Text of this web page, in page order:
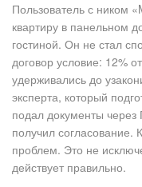
Пользователь с ником
квартиру в панельном
гостиной. Он не стал
договор условие: 12%
удерживались до
эксперта, который
подал документы через
получил согласование.
проблем. Это не
действует правильно.